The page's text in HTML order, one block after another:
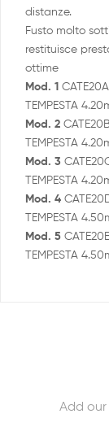
distanze.
Fusto molto
restituisce
ottime
Mod. 1 CATE20A
TEMPESTA
Mod. 2 CATE20B
TEMPESTA
Mod. 3
TEMPESTA
Mod. 4
TEMPESTA
Mod. 5 CATE20E
TEMPESTA
Add our